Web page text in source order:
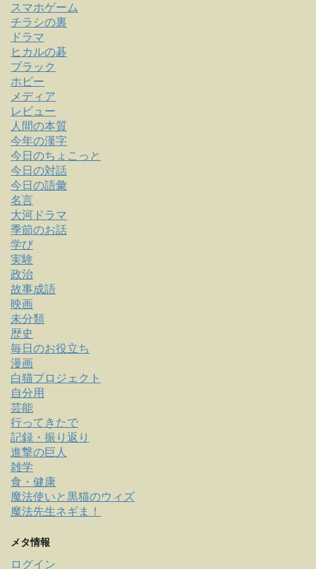
スマホゲーム
チラシの裏
ドラマ
ヒカルの碁
ブラック
ホビー
メディア
レビュー
人間の本質
今年の漢字
今日のちょこっと
今日の対話
今日の語彙
名言
大河ドラマ
季節のお話
学び
実験
政治
故事成語
映画
未分類
歴史
毎日のお役立ち
漫画
白猫プロジェクト
自分用
芸能
行ってきたで
記録・振り返り
進撃の巨人
雑学
食・健康
魔法使いと黒猫のウィズ
魔法先生ネギま！
メタ情報
ログイン